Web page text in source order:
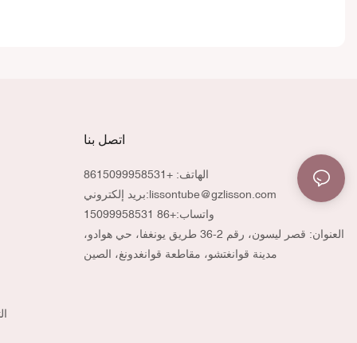
اتصل بنا
الهاتف: +8615099958531
بريد إلكتروني:lissontube@gzlisson.com
واتساب:+86 15099958531
العنوان: قصر ليسون، رقم 2-36 طريق يونغفا، حي هوادو،
مدينة قوانغتشو، مقاطعة قوانغدونغ، الصين